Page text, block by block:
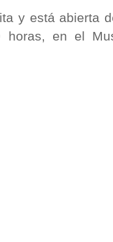
y está abierta
horas, en el